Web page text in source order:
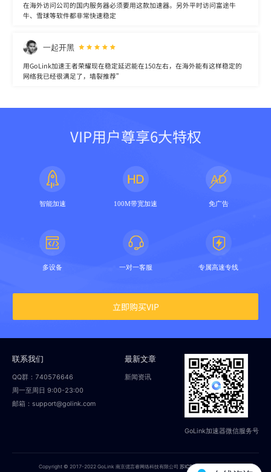
在海外访问公司的国内服务器必须要用这款加速器。另外平时访问富途牛
牛、雪球等软件都非常快速稳定
一起开黑
用GoLink加速王者荣耀现在稳定延迟能在150左右，在海外能有这样稳定的
网络我已经很满足了，墙裂推荐”
VIP用户尊享6大特权
智能加速 100M带宽加速 免广告
多设备 一对一客服 专属高速专线
立即购买VIP
联系我们
QQ群：740576646
周一至周日 9:00-23:00
邮箱：support@golink.com
最新文章
新闻资讯
GoLink加速器微信服务号
Copyright © 2017-2022 GoLink 南京偲言睿网络科技有限公司苏ICP备18014251号-2